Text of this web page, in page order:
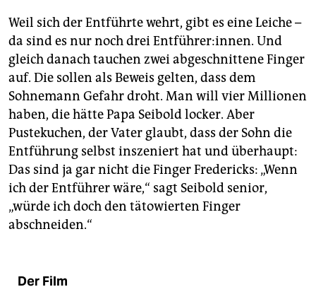
Weil sich der Entführte wehrt, gibt es eine Leiche –
da sind es nur noch drei Entführer:innen. Und
gleich danach tauchen zwei abgeschnittene Finger
auf. Die sollen als Beweis gelten, dass dem
Sohnemann Gefahr droht. Man will vier Mil­lio­nen
haben, die hätte Papa Seibold locker. Aber
Pustekuchen, der Vater glaubt, dass der Sohn die
Entführung selbst inszeniert hat und überhaupt:
Das sind ja gar nicht die Finger Fredericks: „Wenn
ich der Entführer wäre,“ sagt Seibold senior,
„würde ich doch den tätowierten Finger
abschneiden.“
Der Film